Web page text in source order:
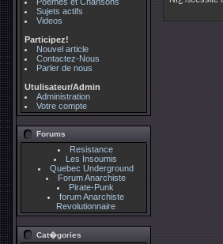
Sujets actifs
Videos
Participez!
Nouvel article
Contactez-Nous
Parler de nous
Utulisateur/Admin
Administration
Votre compte
Forums
Resistance
Les Insoumis
Quebec Underground
Forum Anarchiste
Pirate-Punk
forum Anarchiste
Revolutionnaire
Cat�gories